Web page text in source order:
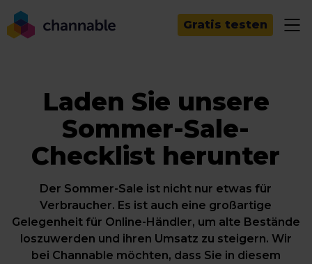
Gratis testen
Laden Sie unsere
Sommer-Sale-
Checklist herunter
Der Sommer-Sale ist nicht nur etwas für
Verbraucher. Es ist auch eine großartige
Gelegenheit für Online-Händler, um alte Bestände
loszuwerden und ihren Umsatz zu steigern. Wir
bei Channable möchten, dass Sie in diesem